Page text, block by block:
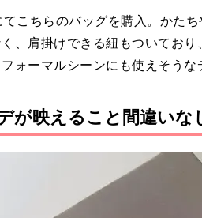
てこちらのバッグを購入。かた
、肩掛けできる紐もついてお
ォーマルシーンにも使えそうな
が映えること間違い